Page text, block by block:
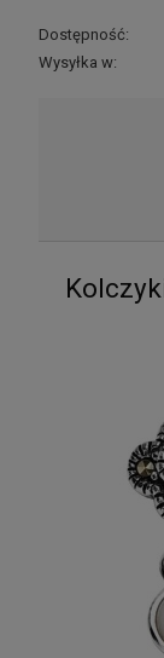
Dostępność:
Wysyłka w: